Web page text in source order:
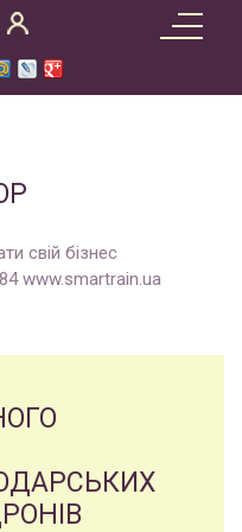
свій бізнес
www.smartrain.ua